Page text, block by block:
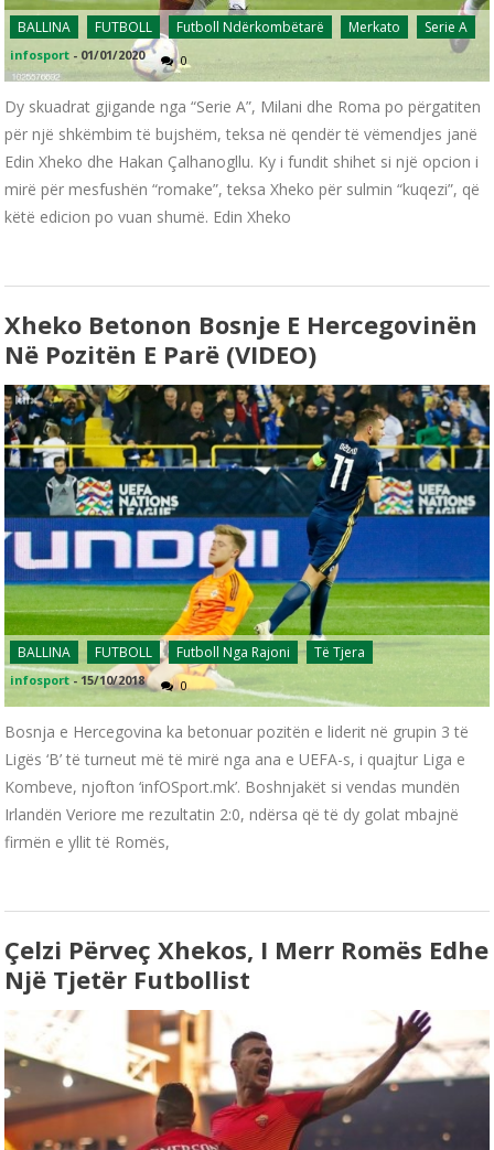
BALLINA FUTBOLL Futboll Ndërkombëtarë Merkato Serie A
infosport - 01/01/2020 0
Dy skuadrat gjigande nga “Serie A”, Milani dhe Roma po përgatiten
për një shkëmbim të bujshëm, teksa në qendër të vëmendjes janë
Edin Xheko dhe Hakan Çalhanogllu. Ky i fundit shihet si një opcion i
mirë për mesfushën “romake”, teksa Xheko për sulmin “kuqezi”, që
këtë edicion po vuan shumë. Edin Xheko
Xheko Betonon Bosnje E Hercegovinën
Në Pozitën E Parë (VIDEO)
BALLINA FUTBOLL Futboll Nga Rajoni Të Tjera
infosport -15/10/2018 0
Bosnja e Hercegovina ka betonuar pozitën e liderit në grupin 3 të
Ligës ‘B’ të turneut më të mirë nga ana e UEFA-s, i quajtur Liga e
Kombeve, njofton ‘infOSport.mk’. Boshnjakët si vendas mundën
Irlandën Veriore me rezultatin 2:0, ndërsa që të dy golat mbajnë
firmën e yllit të Romës,
Çelzi Përveç Xhekos, I Merr Romës Edhe
Një Tjetër Futbollist